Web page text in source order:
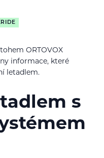
ORTOVOX
informace, které
letadlem.
s